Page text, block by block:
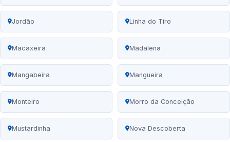
Jordão Linha do Tiro
Macaxeira Madalena
Mangabeira Mangueira
Monteiro Morro da Conceição
Mustardinha Nova Descoberta